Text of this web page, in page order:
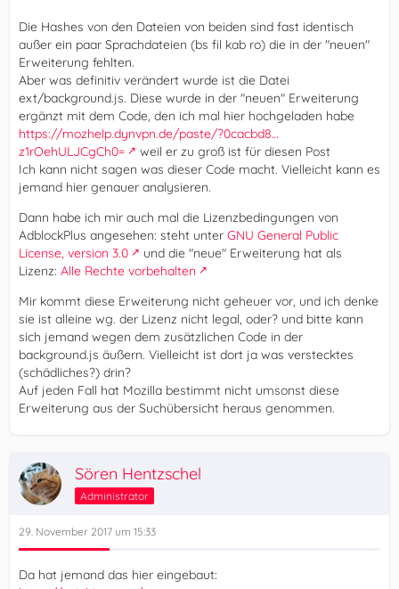
Die Hashes von den Dateien von beiden sind fast identisch
außer ein paar Sprachdateien (bs fil kab ro) die in der "neuen"
Erweiterung fehlten.
Aber was definitiv verändert wurde ist die Datei
ext/background.js. Diese wurde in der "neuen" Erweiterung
ergänzt mit dem Code, den ich mal hier hochgeladen habe
https://mozhelp.dynvpn.de/paste/?0cacbd8…
z1rOehULJCgCh0=
weil er zu groß ist für diesen Post
Ich kann nicht sagen was dieser Code macht. Vielleicht kann es
jemand hier genauer analysieren.
Dann habe ich mir auch mal die Lizenzbedingungen von
AdblockPlus angesehen: steht unter GNU General Public
License, version 3.0
und die "neue" Erweiterung hat als
Lizenz: Alle Rechte vorbehalten
Mir kommt diese Erweiterung nicht geheuer vor, und ich denke
sie ist alleine wg. der Lizenz nicht legal, oder? und bitte kann
sich jemand wegen dem zusätzlichen Code in der
background.js äußern. Vielleicht ist dort ja was verstecktes
(schädliches?) drin?
Auf jeden Fall hat Mozilla bestimmt nicht umsonst diese
Erweiterung aus der Suchübersicht heraus genommen.
Sören Hentzschel
Administrator
29. November 2017 um 15:33
Da hat jemand das hier eingebaut: